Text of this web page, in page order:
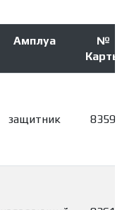
Амплуа
№
Карты
защитник 8359